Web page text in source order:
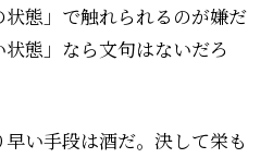
態」で触れられるのが嫌だ
態」なら文句はないだろ
い手段は酒だ。決して栄も